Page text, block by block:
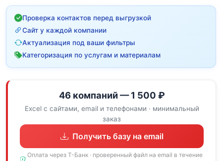
Проверка контактов перед выгрузкой
Сайт у каждой компании
Актуализация под ваши фильтры
Категоризация по услугам и материалам
46 компаний — 1 500 ₽
Excel с сайтами, email и телефонами · минимальный
заказ
Получить базу на email
Оплата через Т-Банк · проверенный файл на email в течение